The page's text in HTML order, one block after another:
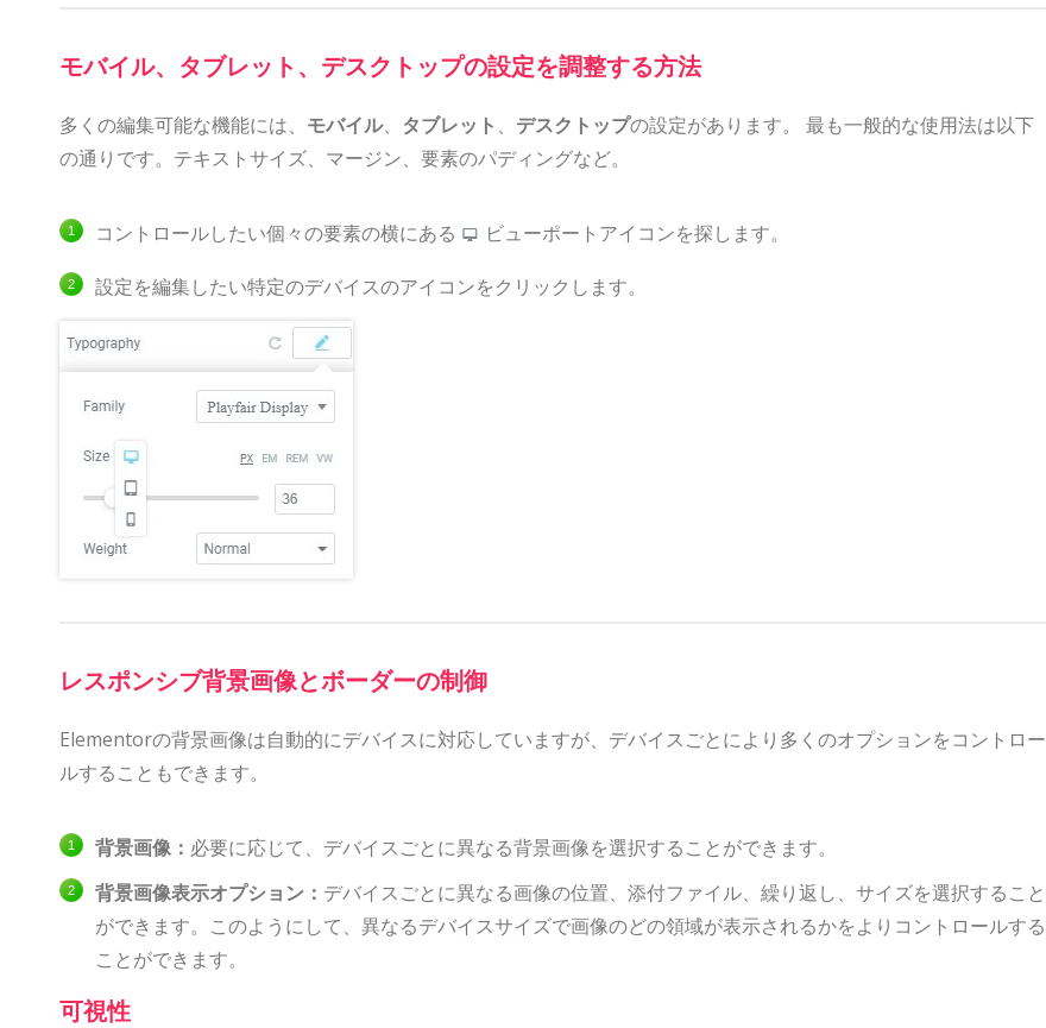
モバイル、タブレット、デスクトップの設定を調整する方法
多くの編集可能な機能には、 モバイル、 タブレット 、 デスクトップの設定があります。 最も一般的な使用法は以下
の通りです。テキストサイズ、マージン、要素のパディングなど。
コントロールしたい個々の要素の横にある ビューポートアイコンを探します。
設定を編集したい特定のデバイスのアイコンをクリックします。
レスポンシブ背景画像とボーダーの制御
Elementorの背景画像は自動的にデバイスに対応していますが、デバイスごとにより多くのオプションをコントロー
ルすることもできます。
背景画像： 必要に応じて、デバイスごとに異なる背景画像を選択することができます。
背景画像表示オプション： デバイスごとに異なる画像の位置、添付ファイル、繰り返し、サイズを選択すること
ができます。このようにして、異なるデバイスサイズで画像のどの領域が表示されるかをよりコントロールする
ことができます。
可視性